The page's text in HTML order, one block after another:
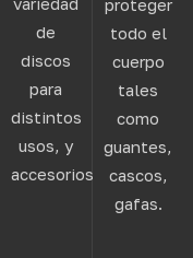
de
discos
para
distintos
usos, y
accesorios.
proteger
todo el
cuerpo
tales
como
guantes,
cascos,
gafas.